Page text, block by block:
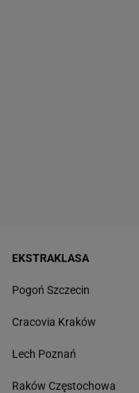
EKSTRAKLASA
Pogoń Szczecin
Cracovia Kraków
Lech Poznań
Raków Częstochowa